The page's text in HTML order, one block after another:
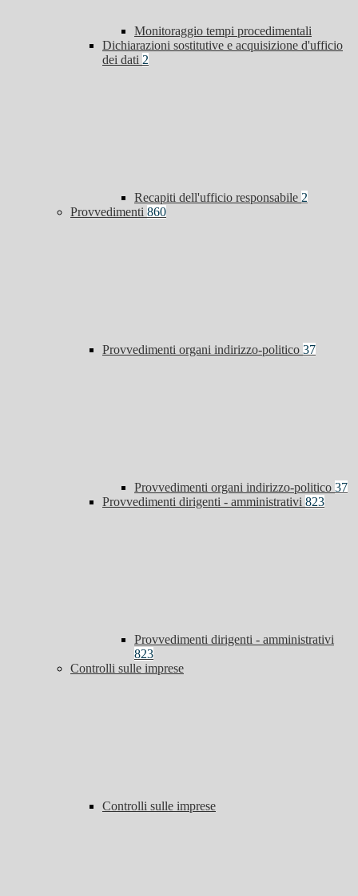
Monitoraggio tempi procedimentali
Dichiarazioni sostitutive e acquisizione d'ufficio
dei dati 2
Recapiti dell'ufficio responsabile 2
Provvedimenti 860
Provvedimenti organi indirizzo-politico 37
Provvedimenti organi indirizzo-politico 37
Provvedimenti dirigenti - amministrativi 823
Provvedimenti dirigenti - amministrativi
823
Controlli sulle imprese
Controlli sulle imprese